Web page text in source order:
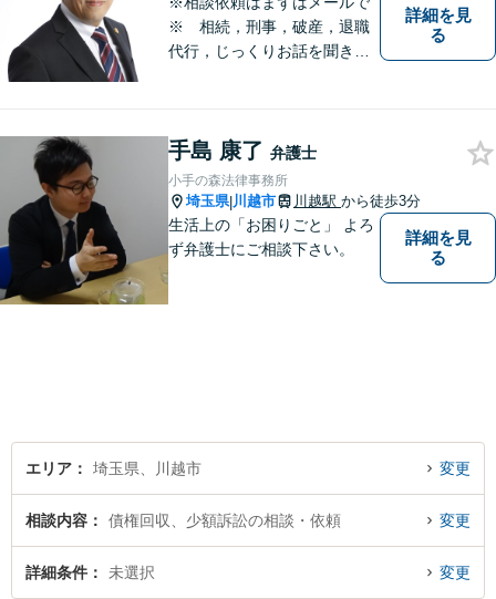
※ 相続，刑事，破産，退職
代行，じっくりお話を聞き、
で、様々な問題に直面してき
ました。相談だけでもお気軽
にお問合せください。
詳細を見
る
手島 康了 弁護士
小手の森法律事務所
埼玉県|川越市 川越駅 から徒歩3分
生活上の「お困りごと」 よろ
ず弁護士にご相談下さい。
詳細を見
る
エリア 埼玉県、川越市 変更
相談内容 債権回収、少額訴訟の相談・依頼 変更
詳細条件 未選択 変更